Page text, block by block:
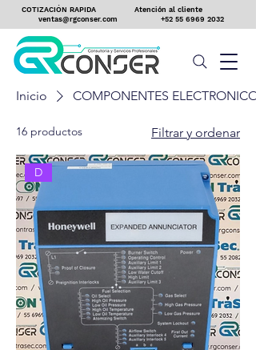
COTIZACIÓN RAPIDA
Atención al cliente
ventas@rgconser.com
+52 55 6969 2032
Inicio COMPONENTES
16 productos Filtrar y ordenar
D